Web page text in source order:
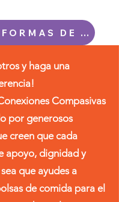
OTRAS FORMAS DE APOYAR AL CCC
y haga una
Compasivas
por generosos
creen que cada
apoyo, dignidad y
que ayudes a
de comida para el